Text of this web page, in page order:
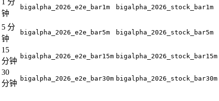
1 分
钟
bigalpha_2026_e2e_bar1m bigalpha_2026_stock_bar1m
5 分
钟
bigalpha_2026_e2e_bar5m bigalpha_2026_stock_bar5m
15
分钟
bigalpha_2026_e2e_bar15m bigalpha_2026_stock_bar15m
30
分钟
bigalpha_2026_e2e_bar30m bigalpha_2026_stock_bar30m